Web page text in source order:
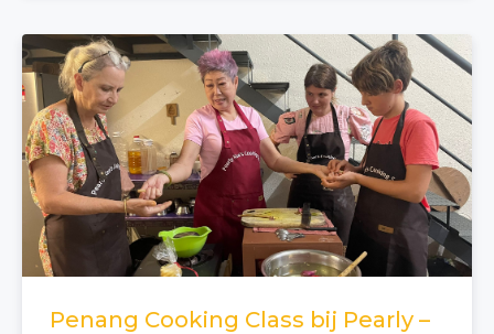
Penang Cooking Class bij Pearly –